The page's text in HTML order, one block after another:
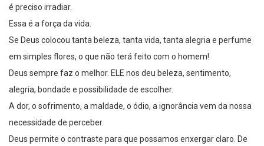
é preciso irradiar.
Essa é a força da vida.
Se Deus colocou tanta beleza, tanta vida, tanta alegria e perfume
em simples flores, o que não terá feito com o homem!
Deus sempre faz o melhor. ELE nos deu beleza, sentimento,
alegria, bondade e possibilidade de escolher.
A dor, o sofrimento, a maldade, o ódio, a ignorância vem da nossa
necessidade de perceber.
Deus permite o contraste para que possamos enxergar claro. De